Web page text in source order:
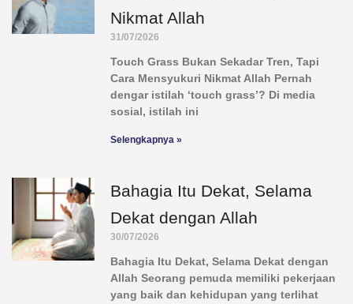
Nikmat Allah
31/07/2026
Touch Grass Bukan Sekadar Tren, Tapi
Cara Mensyukuri Nikmat Allah Pernah
dengar istilah ‘touch grass’? Di media
sosial, istilah ini
Selengkapnya »
Bahagia Itu Dekat, Selama
Dekat dengan Allah
30/07/2026
Bahagia Itu Dekat, Selama Dekat dengan
Allah Seorang pemuda memiliki pekerjaan
yang baik dan kehidupan yang terlihat